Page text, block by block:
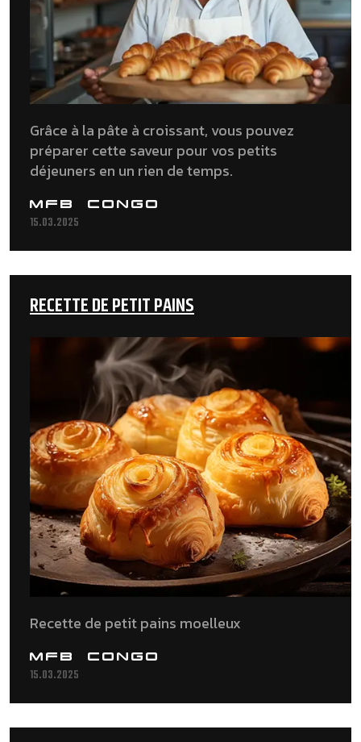
Grâce à la pâte à croissant, vous pouvez
préparer cette saveur pour vos petits
déjeuners en un rien de temps.
MFB CONGO
15.03.2025
RECETTE DE PETIT PAINS
Recette de petit pains moelleux
MFB CONGO
15.03.2025